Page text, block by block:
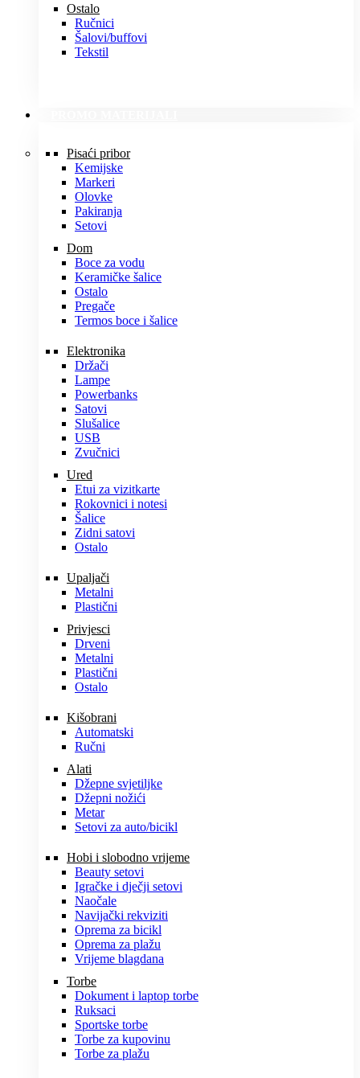
Ostalo
Ručnici
Šalovi/buffovi
Tekstil
Pisaći pribor
Kemijske
Markeri
Olovke
Pakiranja
Setovi
Dom
Boce za vodu
Keramičke šalice
Ostalo
Pregače
Termos boce i šalice
Elektronika
Držači
Lampe
Powerbanks
Satovi
Slušalice
USB
Zvučnici
Ured
Etui za vizitkarte
Rokovnici i notesi
Šalice
Zidni satovi
Ostalo
Upaljači
Metalni
Plastični
Privjesci
Drveni
Metalni
Plastični
Ostalo
Kišobrani
Automatski
Ručni
Alati
Džepne svjetiljke
Džepni nožići
Metar
Setovi za auto/bicikl
Hobi i slobodno vrijeme
Beauty setovi
Igračke i dječji setovi
Naočale
Navijački rekviziti
Oprema za bicikl
Oprema za plažu
Vrijeme blagdana
Torbe
Dokument i laptop torbe
Ruksaci
Sportske torbe
Torbe za kupovinu
Torbe za plažu